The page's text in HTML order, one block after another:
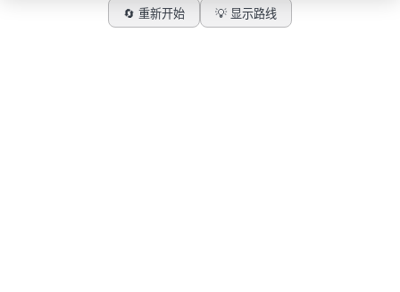
🔄 重新开始 💡 显示路线